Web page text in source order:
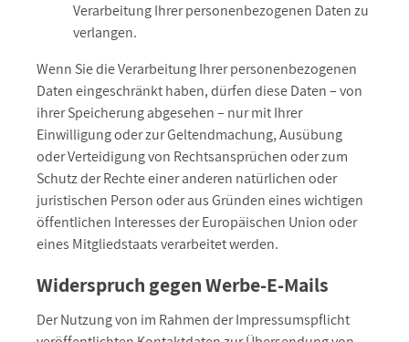
Verarbeitung Ihrer personenbezogenen Daten zu
verlangen.
Wenn Sie die Verarbeitung Ihrer personenbezogenen
Daten eingeschränkt haben, dürfen diese Daten – von
ihrer Speicherung abgesehen – nur mit Ihrer
Einwilligung oder zur Geltendmachung, Ausübung
oder Verteidigung von Rechtsansprüchen oder zum
Schutz der Rechte einer anderen natürlichen oder
juristischen Person oder aus Gründen eines wichtigen
öffentlichen Interesses der Europäischen Union oder
eines Mitgliedstaats verarbeitet werden.
Widerspruch gegen Werbe-E-Mails
Der Nutzung von im Rahmen der Impressumspflicht